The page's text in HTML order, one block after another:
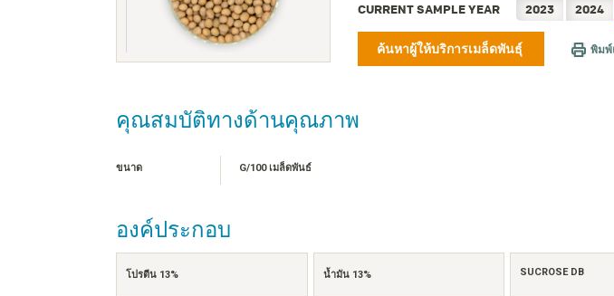
CURRENT SAMPLE YEAR 2023 2024
ค้นหาผู้ให้บริการเมล็ดพันธุ์ พิมพ์
คุณสมบัติทางด้านคุณภาพ
ขนาด G/100 เมล็ดพันธ์
องค์ประกอบ
โปรตีน 13% น้ำมัน 13% SUCROSE DB